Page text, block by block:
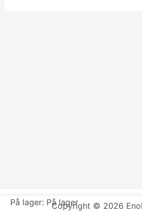
Copyright © 2026
På lager: På lager